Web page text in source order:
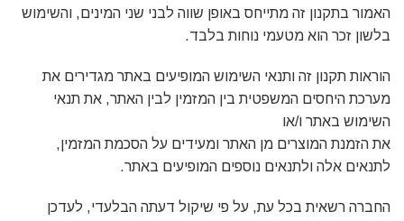
האמור בתקנון זה מתייחס באופן שווה לבני שני המינים, והשימוש
בלשון זכר הוא מטעמי נוחות בלבד.
הוראות תקנון זה ותנאי השימוש המופיעים באתר מגדירים את
מערכת היחסים המשפטית בין המזמין לבין האתר, את תנאי
השימוש באתר ו/או
את הזמנת המוצרים מן האתר ומעידים על הסכמת המזמין,
לתנאים אלה ולתנאים נוספים המופיעים באתר.
החברה רשאית בכל עת, על פי שיקול דעתה הבלעדי, לעדכן